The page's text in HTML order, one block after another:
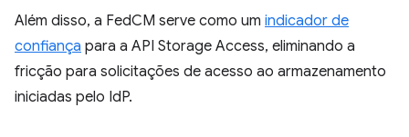
Além disso, a FedCM serve como um indicador de
confiança para a API Storage Access, eliminando a
fricção para solicitações de acesso ao armazenamento
iniciadas pelo IdP.